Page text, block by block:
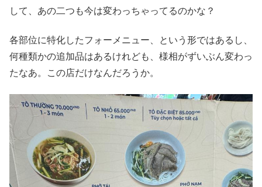
して、あの二つも今は変わっちゃってるのかな？
各部位に特化したフォーメニュー、という形ではあるし、
何種類かの追加品はあるけれども、様相がずいぶん変わっ
たなあ。この店だけなんだろうか。